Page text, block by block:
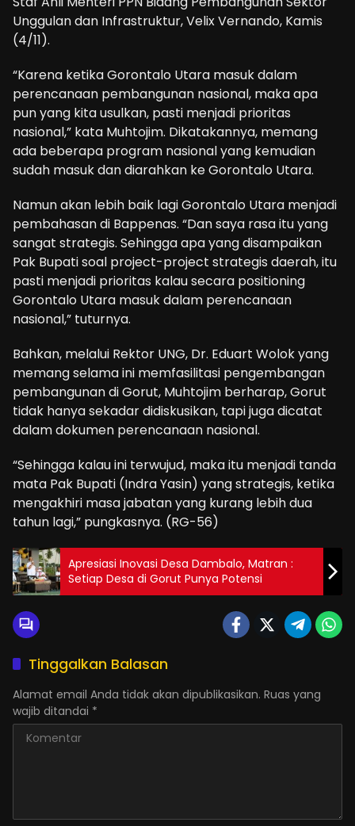
Unggulan dan Infrastruktur, Velix Vernando, Kamis
(4/11).
“Karena ketika Gorontalo Utara masuk dalam
perencanaan pembangunan nasional, maka apa
pun yang kita usulkan, pasti menjadi prioritas
nasional,” kata Muhtojim. Dikatakannya, memang
ada beberapa program nasional yang kemudian
sudah masuk dan diarahkan ke Gorontalo Utara.
Namun akan lebih baik lagi Gorontalo Utara menjadi
pembahasan di Bappenas. “Dan saya rasa itu yang
sangat strategis. Sehingga apa yang disampaikan
Pak Bupati soal project-project strategis daerah, itu
pasti menjadi prioritas kalau secara positioning
Gorontalo Utara masuk dalam perencanaan
nasional,” tuturnya.
Bahkan, melalui Rektor UNG, Dr. Eduart Wolok yang
memang selama ini memfasilitasi pengembangan
pembangunan di Gorut, Muhtojim berharap, Gorut
tidak hanya sekadar didiskusikan, tapi juga dicatat
dalam dokumen perencanaan nasional.
“Sehingga kalau ini terwujud, maka itu menjadi tanda
mata Pak Bupati (Indra Yasin) yang strategis, ketika
mengakhiri masa jabatan yang kurang lebih dua
tahun lagi,” pungkasnya. (RG-56)
Apresiasi Inovasi Desa Dambalo, Matran :
Setiap Desa di Gorut Punya Potensi
Tinggalkan Balasan
Alamat email Anda tidak akan dipublikasikan. Ruas yang
wajib ditandai *